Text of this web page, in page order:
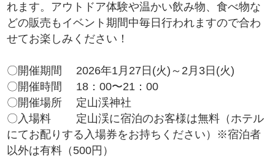
れます。アウトドア体験や温かい飲み物、食べ物な
どの販売もイベント期間中毎日行われますので合わ
せてお楽しみください！
〇開催期間 2026年1月27日(火)～2月3日(火)
〇開催時間 18：00〜21：00
〇開催場所 定山渓神社
〇入場料 定山渓に宿泊のお客様は無料（ホテル
にてお配りする入場券をお持ちください）※宿泊者
以外は有料（500円）